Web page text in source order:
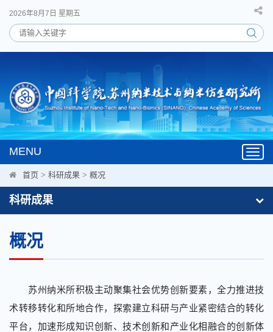
2026年8月7日 星期五
MENU
首页 > 科研成果 > 概况
科研成果
概况
苏州纳米所积极主动聚集社会优势创新要素，全力推进技
术转移转化和所地合作，探索建立科研与产业紧密结合的转化
平台，加速形成知识创新、技术创新和产业化相融合的创新体